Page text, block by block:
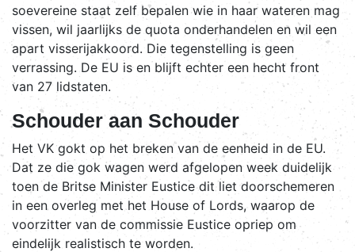
soevereine staat zelf bepalen wie in haar wateren mag
vissen, wil jaarlijks de quota onderhandelen en wil een
apart visserijakkoord. Die tegenstelling is geen
verrassing. De EU is en blijft echter een hecht front
van 27 lidstaten.
Schouder aan Schouder
Het VK gokt op het breken van de eenheid in de EU.
Dat ze die gok wagen werd afgelopen week duidelijk
toen de Britse Minister Eustice dit liet doorschemeren
in een overleg met het House of Lords, waarop de
voorzitter van de commissie Eustice opriep om
eindelijk realistisch te worden.